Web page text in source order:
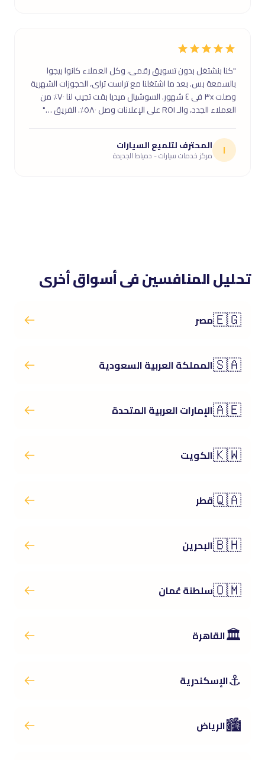
"كنا بنشتغل بدون تسويق رقمى، وكل العملاء كانوا بيجوا
بالسمعة بس. بعد ما اشتغلنا مع تراست تراى، الحجوزات الشهرية
وصلت ٣x فى ٤ شهور. السوشيال ميديا بقت تجيب لنا ٧٠٪ من
العملاء الجدد، والـ ROI على الإعلانات وصل ٥٨٠٪. الفريق …"
ا المحترف لتلميع السيارات
مركز خدمات سيارات - دمياط الجديدة
تحليل المنافسين فى أسواق أخرى
🇪🇬مصر
🇸🇦المملكة العربية السعودية
🇦🇪الإمارات العربية المتحدة
🇰🇼الكويت
🇶🇦قطر
🇧🇭البحرين
🇴🇲سلطنة عُمان
🏛️القاهرة
⚓الإسكندرية
🏙️الرياض